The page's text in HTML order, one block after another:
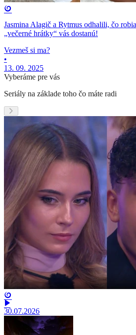
Jasmina Alagič a Rytmus odhalili, čo
„večerné hrátky“ vás dostanú!
Vezmeš si ma?
•
13. 09. 2025
Vyberáme pre vás
Seriály na základe toho čo máte radi
30.07.2026